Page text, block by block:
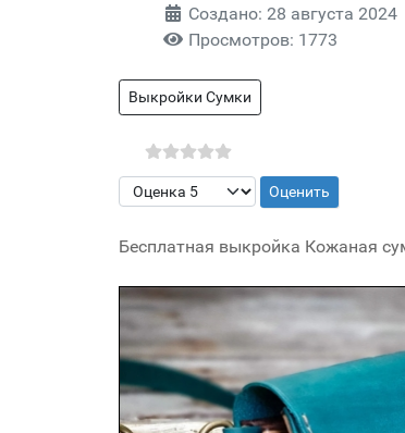
Создано: 28 августа 2024
Просмотров: 1773
Выкройки Сумки
Пожалуйста, оцените
Бесплатная выкройка Кожаная